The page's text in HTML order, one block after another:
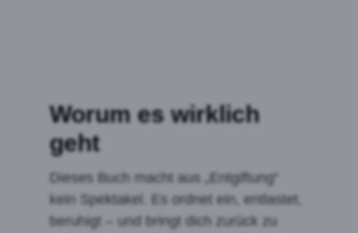
Worum es wirklich
geht
Dieses Buch macht aus „Entgiftung“
kein Spektakel. Es ordnet ein, entlastet,
beruhigt – und bringt dich zurück zu